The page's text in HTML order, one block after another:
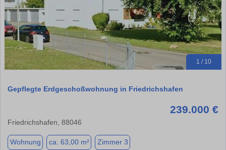
1 / 10
Gepflegte Erdgeschoßwohnung in Friedrichshafen
239.000 €
Friedrichshafen, 88046
Wohnung ca. 63,00 m² Zimmer 3